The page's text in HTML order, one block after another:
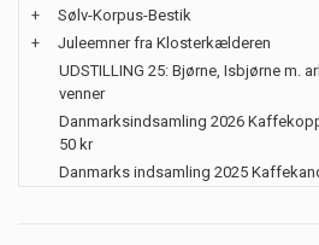
+
Sølv-Korpus-Bestik
+
Juleemner fra Klosterkælderen
UDSTILLING 25: Bjørne, Isbjørne m.
venner
Danmarksindsamling 2026
50 kr
Danmarks indsamling 2025